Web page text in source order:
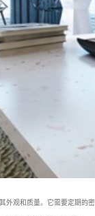
外观和质量。它需要定期